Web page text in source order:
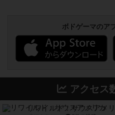
ボドゲーマのア
アクセス
リワイルド：サウスアメ